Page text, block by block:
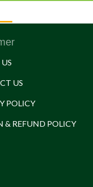
US
POLICY
& REFUND POLICY